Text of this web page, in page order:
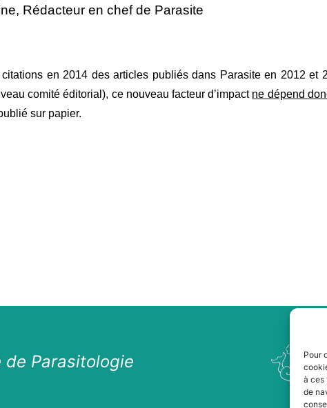
Pour
à ces
de
Rédacteur en chef de Parasite
cita­tions en 2014 des articles publiés dans Parasite en 2012
comi­té édi­to­rial), ce nou­veau fac­teur d’impact ne dépend
sur papier.
de Parasitologie